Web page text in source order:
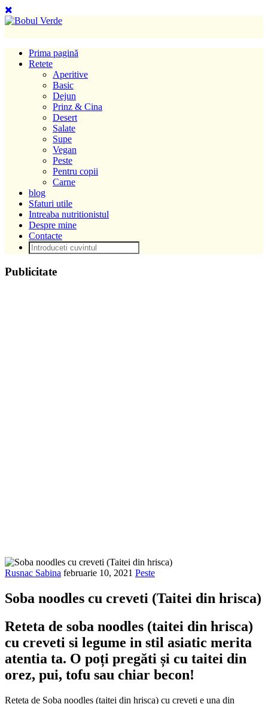
Prima pagină
Retete
Aperitive
Basic
Dejun
Prinz & Cina
Desert
Salate
Supe
Vegan
Peste
Pentru copii
Carne
blog
Sfaturi utile
Intreaba nutritionistul
Despre mine
Contacte
Publicitate
Rusnac Sabina februarie 10, 2021 Peste
Soba noodles cu creveti (Taitei din hrisca)
Reteta de soba noodles (taitei din hrisca)
cu creveti si legume in stil asiatic merita
atentia ta. O poți pregăti și cu taitei din
orez, pui, tofu sau chiar becon!
Reteta de Soba noodles (taitei din hrisca) cu creveti e una din